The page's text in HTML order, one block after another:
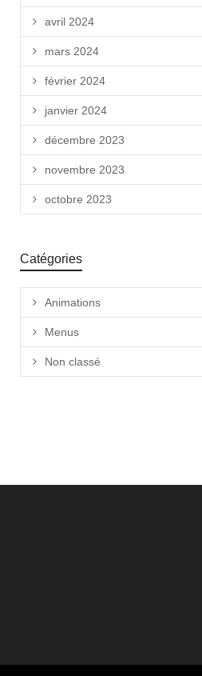
avril 2024
mars 2024
février 2024
janvier 2024
décembre 2023
novembre 2023
octobre 2023
Catégories
Animations
Menus
Non classé